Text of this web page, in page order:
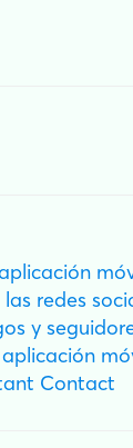
redes
y
Contact